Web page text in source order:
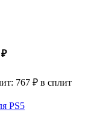
₽
767 ₽ в сплит
PS5